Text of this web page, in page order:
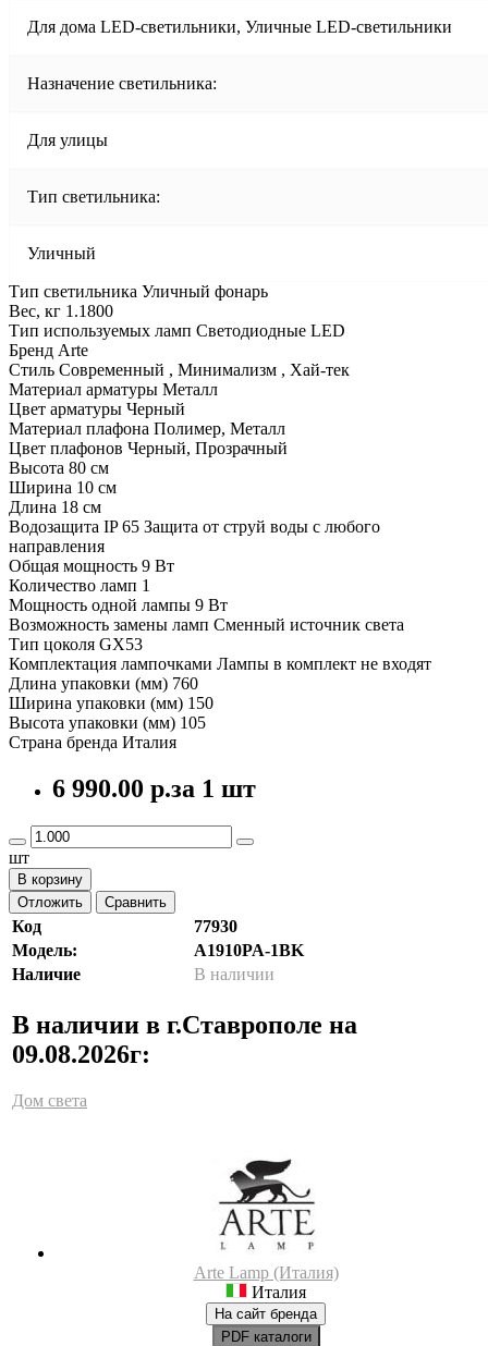
Для дома LED-светильники, Уличные LED-светильники
Назначение светильника:
Для улицы
Тип светильника:
Уличный
Тип светильника Уличный фонарь
Вес, кг 1.1800
Тип используемых ламп Светодиодные LED
Бренд Arte
Стиль Современный , Минимализм , Хай-тек
Материал арматуры Металл
Цвет арматуры Черный
Материал плафона Полимер, Металл
Цвет плафонов Черный, Прозрачный
Высота 80 см
Ширина 10 см
Длина 18 см
Водозащита IP 65 Защита от струй воды с любого
направления
Общая мощность 9 Вт
Количество ламп 1
Мощность одной лампы 9 Вт
Возможность замены ламп Сменный источник света
Тип цоколя GX53
Комплектация лампочками Лампы в комплект не входят
Длина упаковки (мм) 760
Ширина упаковки (мм) 150
Высота упаковки (мм) 105
Страна бренда Италия
6 990.00 р.за 1 шт
шт
В корзину
Отложить
Сравнить
Код
77930
Модель:
A1910PA-1BK
Наличие
В наличии
В наличии в г.Ставрополе на
09.08.2026г:
Дом света
Arte Lamp (Италия)
Италия
На сайт бренда
PDF каталоги